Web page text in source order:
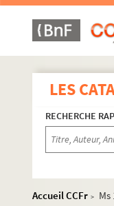
LES
RECHERCHE
Accueil CCFr >
Ms